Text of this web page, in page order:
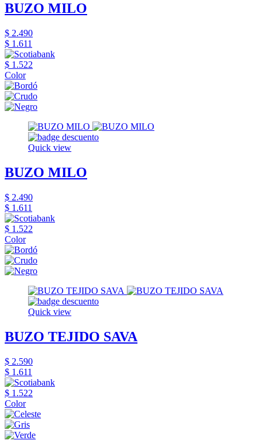
BUZO MILO
$ 2.490
$ 1.611
$ 1.522
Color
Quick view
BUZO MILO
$ 2.490
$ 1.611
$ 1.522
Color
Quick view
BUZO TEJIDO SAVA
$ 2.590
$ 1.611
$ 1.522
Color